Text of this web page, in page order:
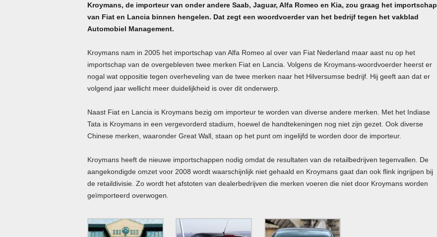
Kroymans, de importeur van onder andere Saab, Jaguar, Alfa Romeo en Kia, zou graag het importschap
van Fiat en Lancia binnen hengelen. Dat zegt een woordvoerder van het bedrijf tegen het vakblad
Automobiel Management.
Kroymans nam in 2005 het importschap van Alfa Romeo al over van Fiat Nederland maar aast nu op het
importschap van de overgebleven twee merken Fiat en Lancia. Volgens de Kroymans-woordvoerder heerst er
nogal wat oppositie tegen overheveling van de twee merken naar het Hilversumse bedrijf. Hij geeft aan dat er
volgend jaar wellicht meer duidelijkheid is over dit onderwerp.
Naast Fiat en Lancia is Kroymans bezig om importeur te worden van diverse andere merken. Met het Indiase
Tata is Kroymans in een vergevorderd stadium, hoewel de handtekeningen nog niet zijn gezet. Ook diverse
Chinese merken, waaronder Great Wall, staan op het punt om ingelijfd te worden door de importeur.
Kroymans heeft de nieuwe importschappen nodig omdat de resultaten van de retailbedrijven tegenvallen. De
aangekondigde omzet voor 2008 wordt waarschijnlijk niet gehaald en Kroymans gaat dan ook flink ingrijpen bij
de retaildivisie. Zo wordt het afstoten van dealerbedrijven die merken voeren die niet door Kroymans worden
geïmporteerd overwogen.